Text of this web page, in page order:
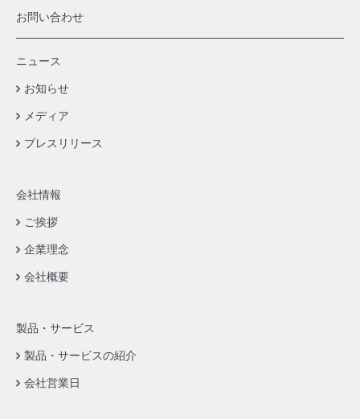
お問い合わせ
ニュース
お知らせ
メディア
プレスリリース
会社情報
ご挨拶
企業理念
会社概要
製品・サービス
製品・サービスの紹介
会社営業日